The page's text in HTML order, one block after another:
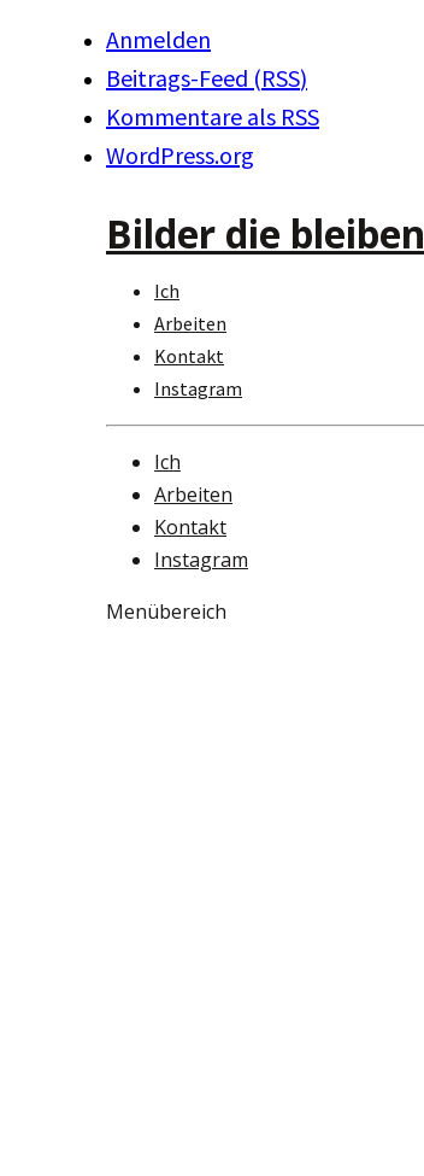
Anmelden
Beitrags-Feed (RSS)
Kommentare als RSS
WordPress.org
Bilder die bleiben
Ich
Arbeiten
Kontakt
Instagram
Ich
Arbeiten
Kontakt
Instagram
Menübereich